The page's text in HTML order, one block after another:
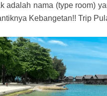
adalah nama (type room)
Kebangetan!! Trip